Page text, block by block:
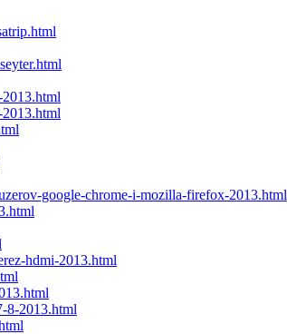
google-chrome-i-mozilla-firefox-2013.html
hdmi-2013.html
8-2013.html